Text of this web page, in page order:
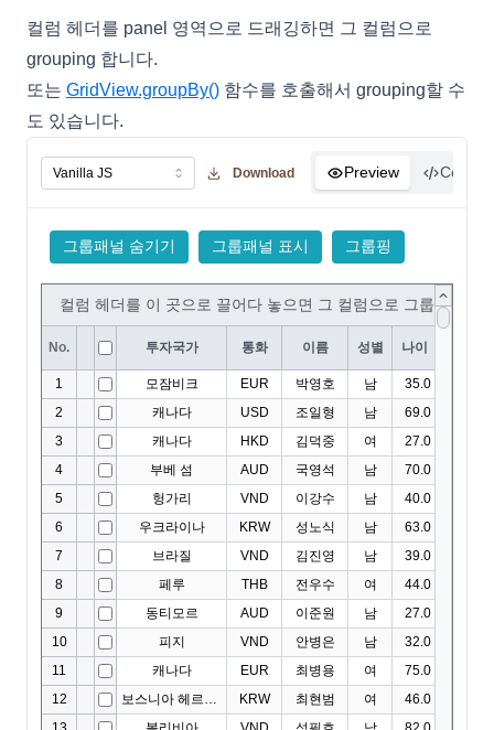
컬럼 헤더를 panel 영역으로 드래깅하면 그 컬럼으로
grouping 합니다.
또는 GridView.groupBy() 함수를 호출해서 grouping할 수
도 있습니다.
Download Preview Code